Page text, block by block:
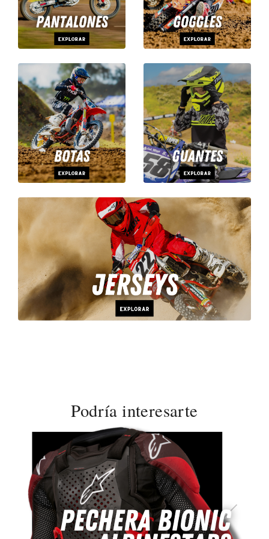
Podría interesarte